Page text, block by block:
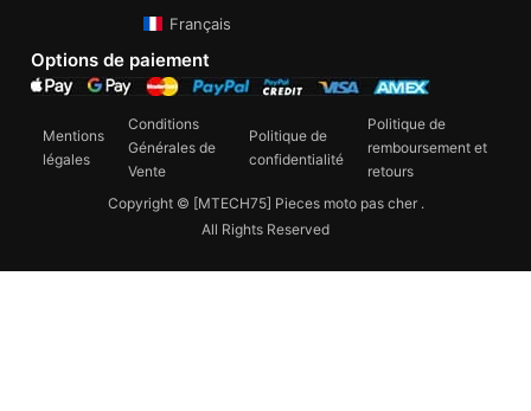
Français
Options de paiement
Copyright © [MTECH75] Pieces moto pas cher .
All Rights Reserved
Mentions
légales
Conditions
Générales de
Vente
Politique de
confidentialité
Politique de
remboursement et
retours